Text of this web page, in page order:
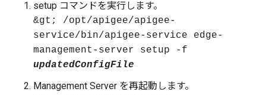
setup コマンドを実行します。
&gt; /opt/apigee/apigee-
service/bin/apigee-service edge-
management-server setup -f
updatedConfigFile
Management Server を再起動します。